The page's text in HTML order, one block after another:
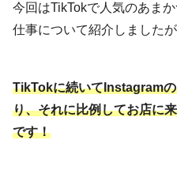
今回はTikTokで人気のあま
仕事について紹介しました
TikTokに続いてInstagram
り、それに比例してお店に
です！